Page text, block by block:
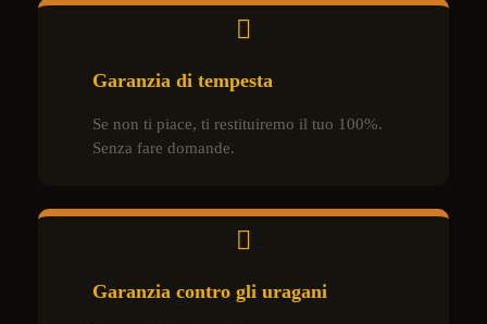
Garanzia di tempesta
Se non ti piace, ti restituiremo il tuo 100%.
Senza fare domande.
Garanzia contro gli uragani